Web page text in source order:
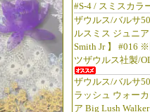
#S-4 / スミスカラ
ザウルス/バルサ
ルスミス ジュニ
Smith Jr 】 #016
ツザウルス社製/
ザウルス/バルサ
ラッシュ ウォー
ア Big Lush